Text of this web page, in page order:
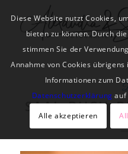
Diese Website nutzt Cookies,
bieten zu können. Durch
stimmen Sie der
Annahme von Cookies
Informationen zum
Datenschutzerklärung auf
Alle akzeptieren